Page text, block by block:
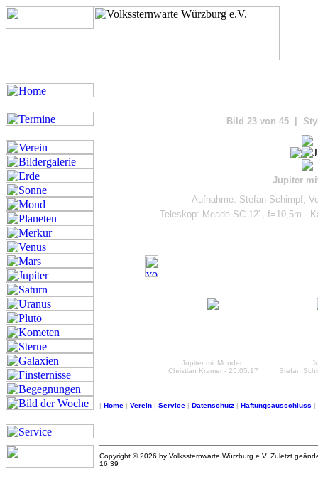
Bild 23 von 45 |
Jupiter
Aufnahme: Stefan Schimpf,
Teleskop: Meade SC 12", f=10,5m -
Jupiter mit Monden
Christian Kramer - 25.05.17
Stefan
| Home | Verein | Service | Datenschutz | Haftungsausschluss |
Copyright © 2026 by Volkssternwarte Würzburg e.V. Zuletzt
16:39